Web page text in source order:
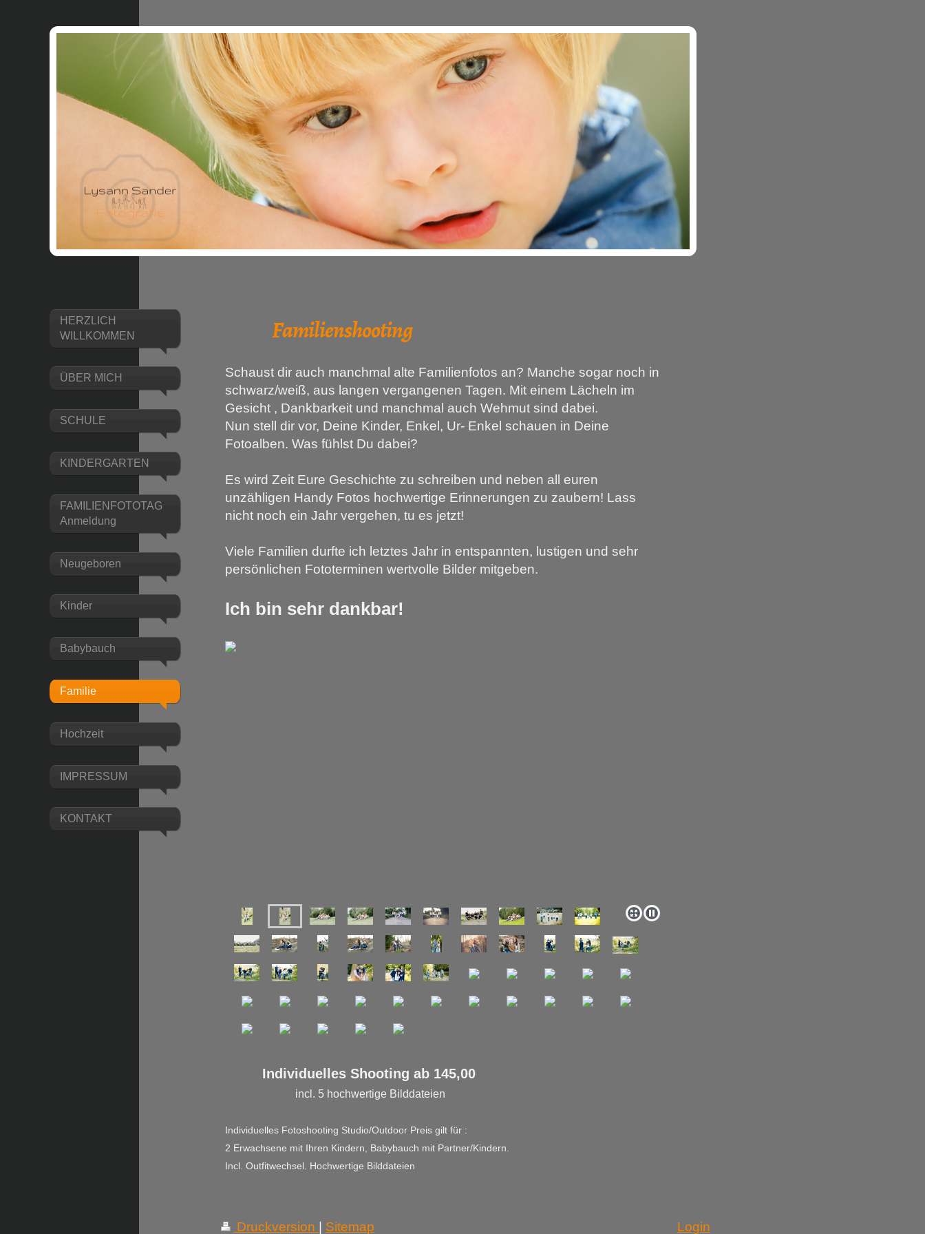
HERZLICH
WILLKOMMEN
ÜBER MICH
SCHULE
KINDERGARTEN
FAMILIENFOTOTAG
Anmeldung
Neugeboren
Kinder
Babybauch
Familie
Hochzeit
IMPRESSUM
KONTAKT
Familienshooting
Schaust dir auch manchmal alte Familienfotos an? Manche sogar noch in
schwarz/weiß, aus langen vergangenen Tagen. Mit einem Lächeln im
Gesicht , Dankbarkeit und manchmal auch Wehmut sind dabei.
Nun stell dir vor, Deine Kinder, Enkel, Ur- Enkel schauen in Deine
Fotoalben. Was fühlst Du dabei?
Es wird Zeit Eure Geschichte zu schreiben und neben all euren
unzähligen Handy Fotos hochwertige Erinnerungen zu zaubern! Lass
nicht noch ein Jahr vergehen, tu es jetzt!
Viele Familien durfte ich letztes Jahr in entspannten, lustigen und sehr
persönlichen Fototerminen wertvolle Bilder mitgeben.
Ich bin sehr dankbar!
Individuelles Shooting ab 145,00
incl. 5 hochwertige Bilddateien
Individuelles Fotoshooting Studio/Outdoor Preis gilt für :
2 Erwachsene mit Ihren Kindern, Babybauch mit Partner/Kindern.
Incl. Outfitwechsel. Hochwertige Bilddateien
Druckversion | Sitemap Login